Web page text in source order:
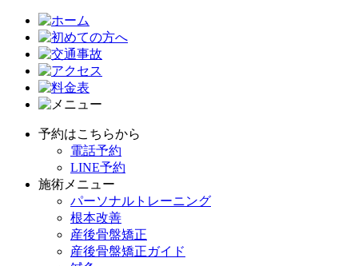
予約はこちらから
電話予約
LINE予約
施術メニュー
パーソナルトレーニング
根本改善
産後骨盤矯正
産後骨盤矯正ガイド